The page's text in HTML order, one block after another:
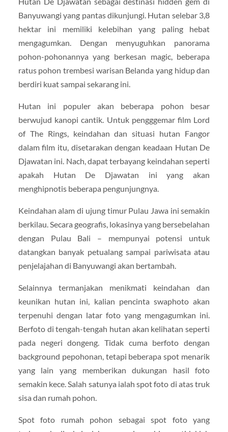
Banyuwangi yang pantas dikunjungi. Hutan selebar 3,8
hektar ini memiliki kelebihan yang paling hebat
mengagumkan. Dengan menyuguhkan panorama
pohon-pohonannya yang berkesan magic, beberapa
ratus pohon trembesi warisan Belanda yang hidup dan
berdiri kuat sampai sekarang ini.
Hutan ini populer akan beberapa pohon besar
berwujud kanopi cantik. Untuk pengggemar film Lord
of The Rings, keindahan dan situasi hutan Fangor
dalam film itu, disetarakan dengan keadaan Hutan De
Djawatan ini. Nach, dapat terbayang keindahan seperti
apakah Hutan De Djawatan ini yang akan
menghipnotis beberapa pengunjungnya.
Keindahan alam di ujung timur Pulau Jawa ini semakin
berkilau. Secara geografis, lokasinya yang bersebelahan
dengan Pulau Bali – mempunyai potensi untuk
datangkan banyak petualang sampai pariwisata atau
penjelajahan di Banyuwangi akan bertambah.
Selainnya termanjakan menikmati keindahan dan
keunikan hutan ini, kalian pencinta swaphoto akan
terpenuhi dengan latar foto yang mengagumkan ini.
Berfoto di tengah-tengah hutan akan kelihatan seperti
pada negeri dongeng. Tidak cuma berfoto dengan
background pepohonan, tetapi beberapa spot menarik
yang lain yang memberikan dukungan hasil foto
semakin kece. Salah satunya ialah spot foto di atas truk
sisa dan rumah pohon.
Spot foto rumah pohon sebagai spot foto yang